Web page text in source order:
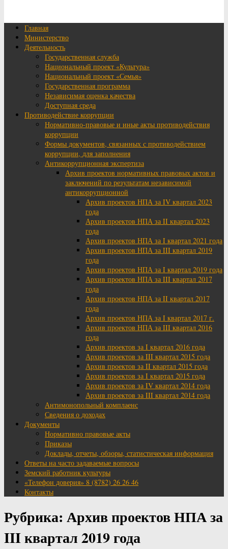
Главная
Министерство
Деятельность
Государственная служба
Национальный проект «Культура»
Национальный проект «Семья»
Государственная программа
Независимая оценка качества
Доступная среда
Противодействие коррупции
Нормативно-правовые и иные акты противодействия
коррупции
Формы документов, связанных с противодействием
коррупции, для заполнения
Антикоррупционная экспертиза
Архив проектов нормативных правовых актов и
заключений по результатам независимой
антикоррупционной
Архив проектов НПА за IV квартал 2023
года
Архив проектов НПА за II квартал 2023
года
Архив проектов НПА за I квартал 2021 года
Архив проектов НПА за III квартал 2019
года
Архив проектов НПА за I квартал 2019 года
Архив проектов НПА за III квартал 2017
года
Архив проектов НПА за II квартал 2017
года
Архив проектов НПА за I квартал 2017 г.
Архив проектов НПА за III квартал 2016
года
Архив проектов за I квартал 2016 года
Архив проектов за III квартал 2015 года
Архив проектов за II квартал 2015 года
Архив проектов за I квартал 2015 года
Архив проектов за IV квартал 2014 года
Архив проектов за III квартал 2014 года
Антимонопольный комплаенс
Сведения о доходах
Документы
Нормативно правовые акты
Приказы
Доклады, отчеты, обзоры, статистическая информация
Ответы на часто задаваемые вопросы
Земский работник культуры
«Телефон доверия» 8 (8782) 26 26 46
Контакты
Рубрика: Архив проектов НПА за
III квартал 2019 года